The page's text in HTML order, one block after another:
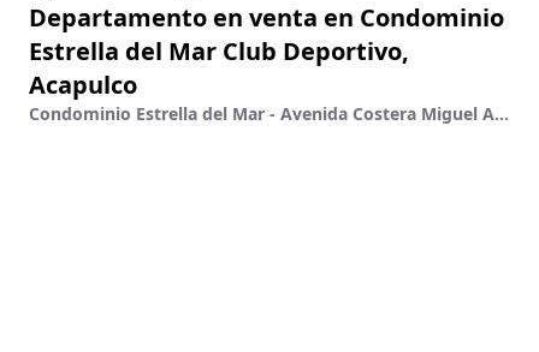
Departamento en venta en Condominio
Estrella del Mar Club Deportivo,
Acapulco
Condominio Estrella del Mar - Avenida Costera Miguel Alemán 95 , Deportivo, Acapulco De Juárez, Guerrero